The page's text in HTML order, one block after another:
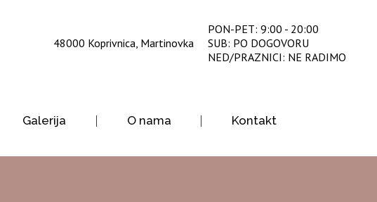
48000 Koprivnica, Martinovka
PON-PET: 9:00 - 20:00
SUB: PO DOGOVORU
NED/PRAZNICI: NE RADIMO
Galerija O nama Kontakt